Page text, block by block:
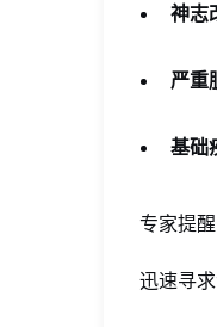
神志
严重
基础
专家提
迅速寻